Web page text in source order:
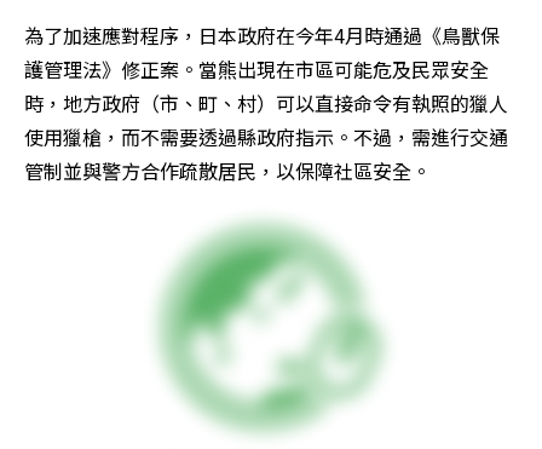
為了加速應對程序，日本政府在今年4月時通過《鳥獸保
護管理法》修正案。當熊出現在市區可能危及民眾安全
時，地方政府（市、町、村）可以直接命令有執照的獵人
使用獵槍，而不需要透過縣政府指示。不過，需進行交通
管制並與警方合作疏散居民，以保障社區安全。